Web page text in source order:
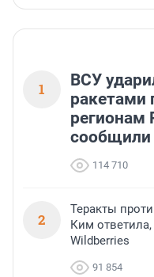
1
ВСУ
ракетами
регионам
сообщили
114 710
2
Теракты
Ким
Wildberries
91 854